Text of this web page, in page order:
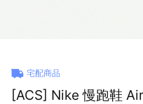
宅配商品
[ACS] Nike 慢跑鞋